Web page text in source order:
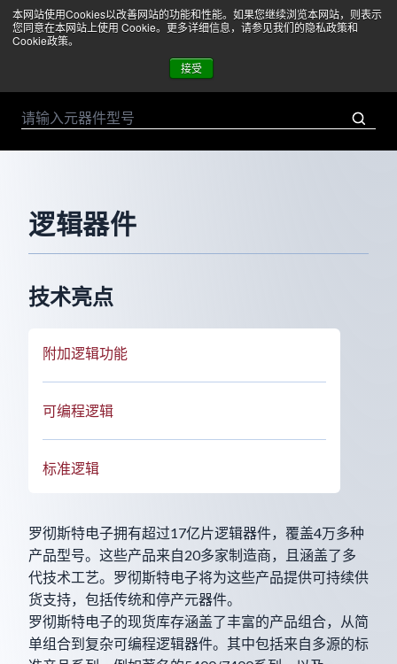
本网站使用Cookies以改善网站的功能和性能。如果您继续浏览本网站，则表示
您同意在本网站上使用 Cookie。更多详细信息，请参见我们的隐私政策和
Cookie政策。
接受
菜单
逻辑器件
技术亮点
附加逻辑功能
可编程逻辑
标准逻辑
罗彻斯特电子拥有超过17亿片逻辑器件，覆盖4万多种
产品型号。这些产品来自20多家制造商，且涵盖了多
代技术工艺。罗彻斯特电子将为这些产品提供可持续供
货支持，包括传统和停产元器件。
罗彻斯特电子的现货库存涵盖了丰富的产品组合，从简
单组合到复杂可编程逻辑器件。其中包括来自多源的标